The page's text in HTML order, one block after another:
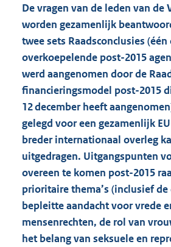
De vragen van de leden van de
worden gezamenlijk
twee sets Raadsconclusies (één
overkoepelende post-2015
werd aangenomen door de
financieringsmodel post-2015
12 december heeft
gelegd voor een gezamenlijk
breder internationaal overleg
uitgedragen. Uitgangspunten
overeen te komen post-2015
prioritaire thema’s (inclusief
bepleitte aandacht voor vrede
mensenrechten, de rol van
het belang van seksuele en